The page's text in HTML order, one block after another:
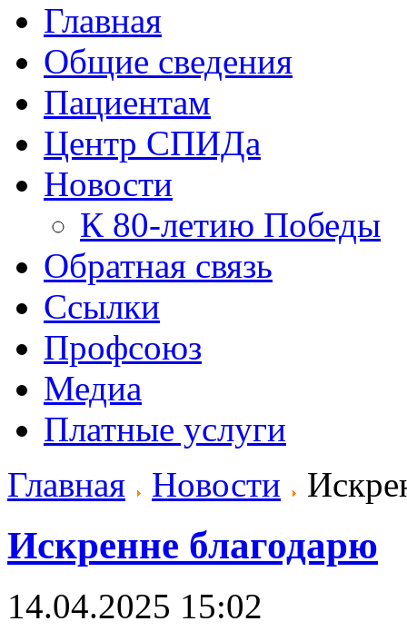
Главная
Общие сведения
Пациентам
Центр СПИДа
Новости
К 80-летию Победы
Обратная связь
Ссылки
Профсоюз
Медиа
Платные услуги
Главная
Новости
Искренне благодарю
14.04.2025 15:02